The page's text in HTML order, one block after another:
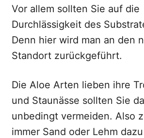
Vor allem sollten Sie auf die
Durchlässigkeit des
Denn hier wird man an den
Standort zurückgeführt.
Die Aloe Arten lieben ihre
und Staunässe sollten Sie
unbedingt vermeiden. Also
immer Sand oder Lehm